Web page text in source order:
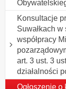
Konsultacje
Suwałkach
współpracy
art. 3 ust. 3
działalności
Ogłoszenie